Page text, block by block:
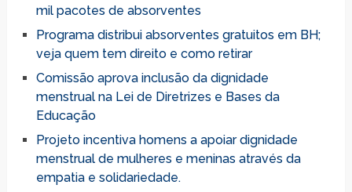
mil pacotes de absorventes
Programa distribui absorventes gratuitos em BH;
veja quem tem direito e como retirar
Comissão aprova inclusão da dignidade
menstrual na Lei de Diretrizes e Bases da
Educação
Projeto incentiva homens a apoiar dignidade
menstrual de mulheres e meninas através da
empatia e solidariedade.